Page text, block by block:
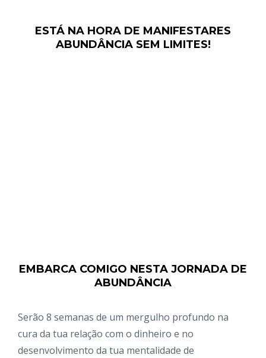
ESTÁ NA HORA DE MANIFESTARES
ABUNDÂNCIA SEM LIMITES!
EMBARCA COMIGO NESTA JORNADA DE
ABUNDÂNCIA
Serão 8 semanas de um mergulho profundo na
cura da tua relação com o dinheiro e no
desenvolvimento da tua mentalidade de